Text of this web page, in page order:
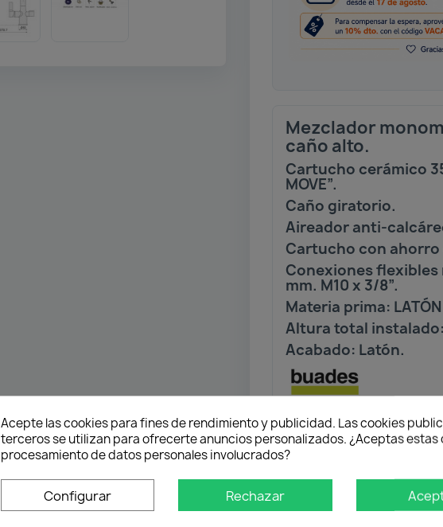
Mezclador
caño alto.
Cartucho cerámico
MOVE”.
Caño giratorio.
Aireador anti-
Cartucho con
Conexiones flexibles
mm. M10 x 3/8”.
Materia prima: LATÓN
Altura total
Acabado: Latón.
Envío gratuito
Pago flexible
Acepte las cookies para fines de rendimiento y publicidad. Las cookies
terceros se utilizan para ofrecerte anuncios personalizados. ¿Aceptas estas
procesamiento de datos personales involucrados?
Configurar Rechazar